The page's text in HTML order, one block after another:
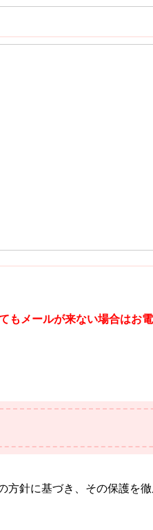
メールが来ない場合はお電
針に基づき、その保護を徹